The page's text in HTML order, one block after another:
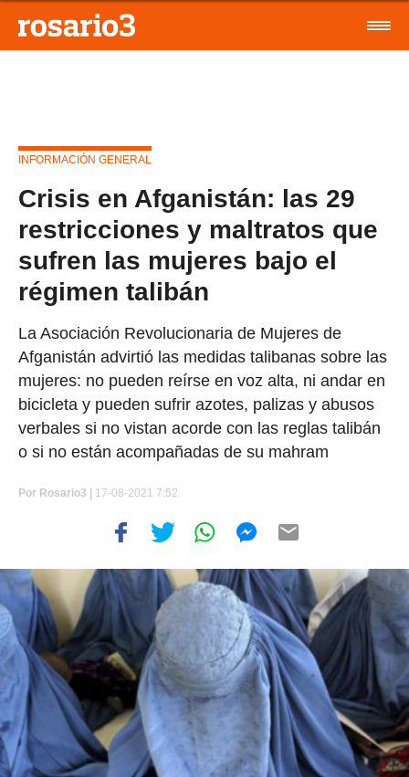
INFORMACIÓN GENERAL
Crisis en Afganistán: las 29
restricciones y maltratos que
sufren las mujeres bajo el
régimen talibán
La Asociación Revolucionaria de Mujeres de
Afganistán advirtió las medidas talibanas sobre las
mujeres: no pueden reírse en voz alta, ni andar en
bicicleta y pueden sufrir azotes, palizas y abusos
verbales si no vistan acorde con las reglas talibán
o si no están acompañadas de su mahram
Por Rosario3 | 17-08-2021 7:52